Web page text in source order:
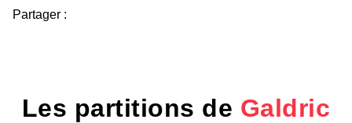
Partager :
Les partitions de Galdric